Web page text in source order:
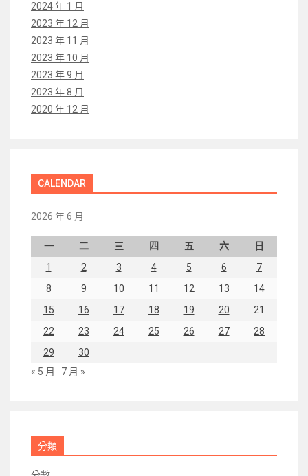
2024 年 1 月
2023 年 12 月
2023 年 11 月
2023 年 10 月
2023 年 9 月
2023 年 8 月
2020 年 12 月
CALENDAR
2026 年 6 月
一 二 三 四 五 六
日
1
2 3 4 5 6
7
8
9 10 11 12 13
14
15
16 17 18 19 20
21
22
23 24 25 26 27
28
29
30
« 5 月
7 月 »
分類